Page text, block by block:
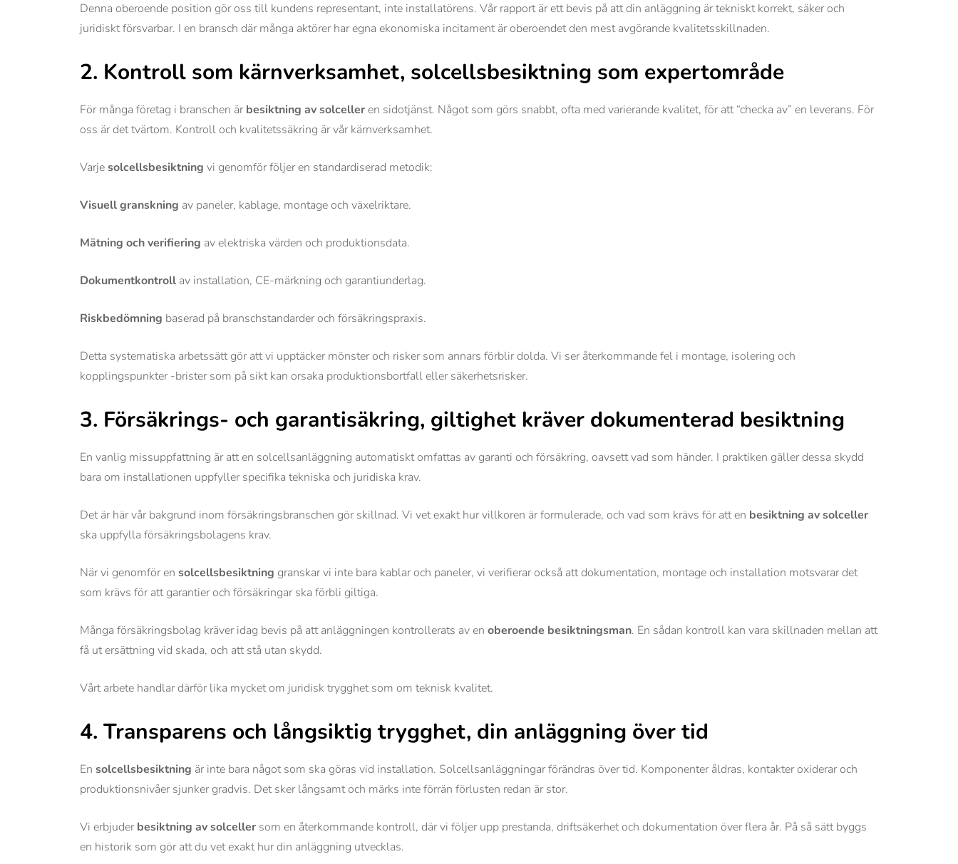
Denna oberoende position gör oss till kundens representant, inte installatörens. Vår rapport är ett bevis på att din anläggning är tekniskt korrekt, säker och
juridiskt försvarbar. I en bransch där många aktörer har egna ekonomiska incitament är oberoendet den mest avgörande kvalitetsskillnaden.
2. Kontroll som kärnverksamhet, solcellsbesiktning som expertområde
För många företag i branschen ärbesiktning av solcelleren sidotjänst. Något som görs snabbt, ofta med varierande kvalitet, för att “checka av” en leverans. För
oss är det tvärtom. Kontroll och kvalitetssäkring är vår kärnverksamhet.
Varjesolcellsbesiktning vi genomför följer en standardiserad metodik:
Visuell granskning av paneler, kablage, montage och växelriktare.
Mätning och verifiering av elektriska värden och produktionsdata.
Dokumentkontroll av installation, CE-märkning och garantiunderlag.
Riskbedömning baserad på branschstandarder och försäkringspraxis.
Detta systematiska arbetssätt gör att vi upptäcker mönster och risker som annars förblir dolda. Vi ser återkommande fel i montage, isolering och
kopplingspunkter -brister som på sikt kan orsaka produktionsbortfall eller säkerhetsrisker.
3. Försäkrings- och garantisäkring, giltighet kräver dokumenterad besiktning
En vanlig missuppfattning är att en solcellsanläggning automatiskt omfattas av garanti och försäkring, oavsett vad som händer. I praktiken gäller dessa skydd
bara om installationen uppfyller specifika tekniska och juridiska krav.
Det är här vår bakgrund inom försäkringsbranschen gör skillnad. Vi vet exakt hur villkoren är formulerade, och vad som krävs för att en besiktning av solceller
ska uppfylla försäkringsbolagens krav.
När vi genomför en solcellsbesiktning granskar vi inte bara kablar och paneler, vi verifierar också att dokumentation, montage och installation motsvarar det
som krävs för att garantier och försäkringar ska förbli giltiga.
Många försäkringsbolag kräver idag bevis på att anläggningen kontrollerats av en oberoende besiktningsman. En sådan kontroll kan vara skillnaden mellan att
få ut ersättning vid skada, och att stå utan skydd.
Vårt arbete handlar därför lika mycket om juridisk trygghet som om teknisk kvalitet.
4. Transparens och långsiktig trygghet, din anläggning över tid
En solcellsbesiktning är inte bara något som ska göras vid installation. Solcellsanläggningar förändras över tid. Komponenter åldras, kontakter oxiderar och
produktionsnivåer sjunker gradvis. Det sker långsamt och märks inte förrän förlusten redan är stor.
Vi erbjuderbesiktning av solceller som en återkommande kontroll, där vi följer upp prestanda, driftsäkerhet och dokumentation över flera år. På så sätt byggs
en historik som gör att du vet exakt hur din anläggning utvecklas.